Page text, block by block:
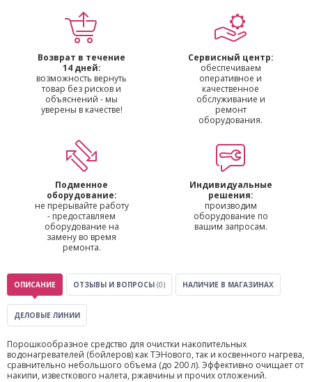
Возврат в течение
14 дней:
возможность вернуть
товар без рисков и
объяснений - мы
уверены в качестве!
Сервисный центр:
обеспечиваем
оперативное и
качественное
обслуживание и
ремонт
оборудования.
Подменное
оборудование:
не прерывайте работу
- предоставляем
оборудование на
замену во время
ремонта.
Индивидуальные
решения:
производим
оборудование по
вашим запросам.
ОПИСАНИЕ ОТЗЫВЫ И ВОПРОСЫ (0) НАЛИЧИЕ В МАГАЗИНАХ
ДЕЛОВЫЕ ЛИНИИ
Порошкообразное средство для очистки накопительных
водонагревателей (бойлеров) как ТЭНового, так и косвенного нагрева,
сравнительно небольшого объема (до 200 л). Эффективно очищает от
накипи, известкового налета, ржавчины и прочих отложений.